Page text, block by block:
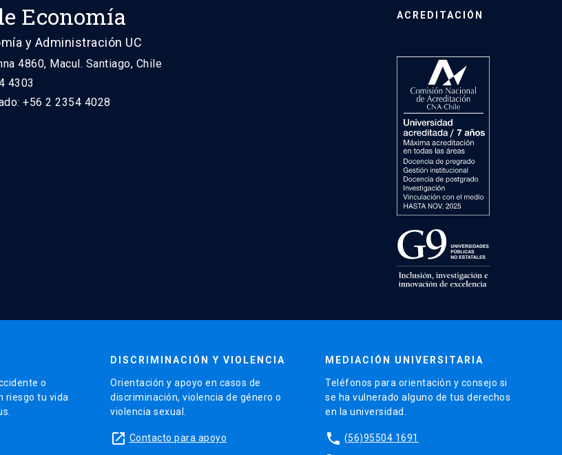
Economía
y Administración UC
4860, Macul. Santiago, Chile
4303
+56 2 2354 4028
ACREDITACIÓN
o
riesgo tu vida
DISCRIMINACIÓN Y VIOLENCIA
Orientación y apoyo en casos de
discriminación, violencia de género o
violencia sexual.
launch Contacto para apoyo
MEDIACIÓN UNIVERSITARIA
Teléfonos para orientación y consejo si
se ha vulnerado alguno de tus derechos
en la universidad.
phone (56)95504 1691